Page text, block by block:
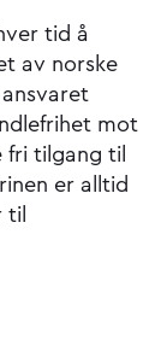
tid å
av norske
mot
fri tilgang til
er alltid
til